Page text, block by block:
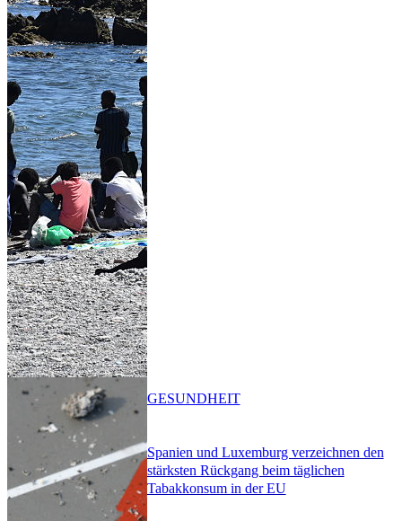
Spanien und Luxemburg verzeichnen den
stärksten Rückgang beim täglichen
Tabakkonsum in der EU
GESUNDHEIT